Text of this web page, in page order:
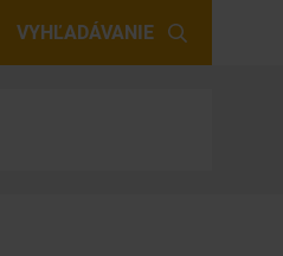
VYHĽADÁVANIE